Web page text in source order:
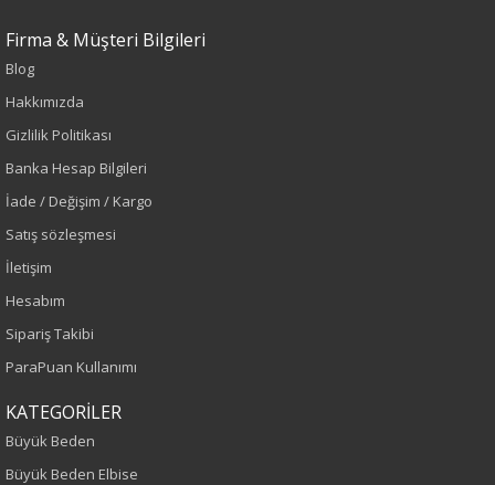
Sezon : YAZLIK
Renk
Sezon
Yaş Grubu
Bel
Firma & Müşteri Bilgileri
Blog
Hakkımızda
Gizlilik Politikası
Banka Hesap Bilgileri
İade / Değişim / Kargo
Satış sözleşmesi
İletişim
Hesabım
Sipariş Takibi
ParaPuan Kullanımı
KATEGORİLER
Büyük Beden
Büyük Beden Elbise